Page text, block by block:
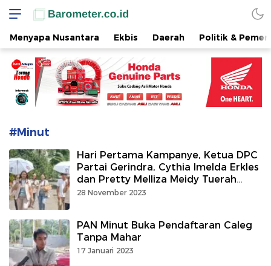
www.barometer.co.id
Berita Terkini di Sulawesi Utara
Menyapa Nusantara Ekbis Daerah Politik &
#Minut
Hari Pertama Kampanye, Ketua DPC
Partai Gerindra, Cythia Imelda Erkles
dan Pretty Melliza Meidy Tuerah
Membagi Susu Gratis Warga
28 November 2023
PAN Minut Buka Pendaftaran Caleg
Tanpa Mahar
17 Januari 2023